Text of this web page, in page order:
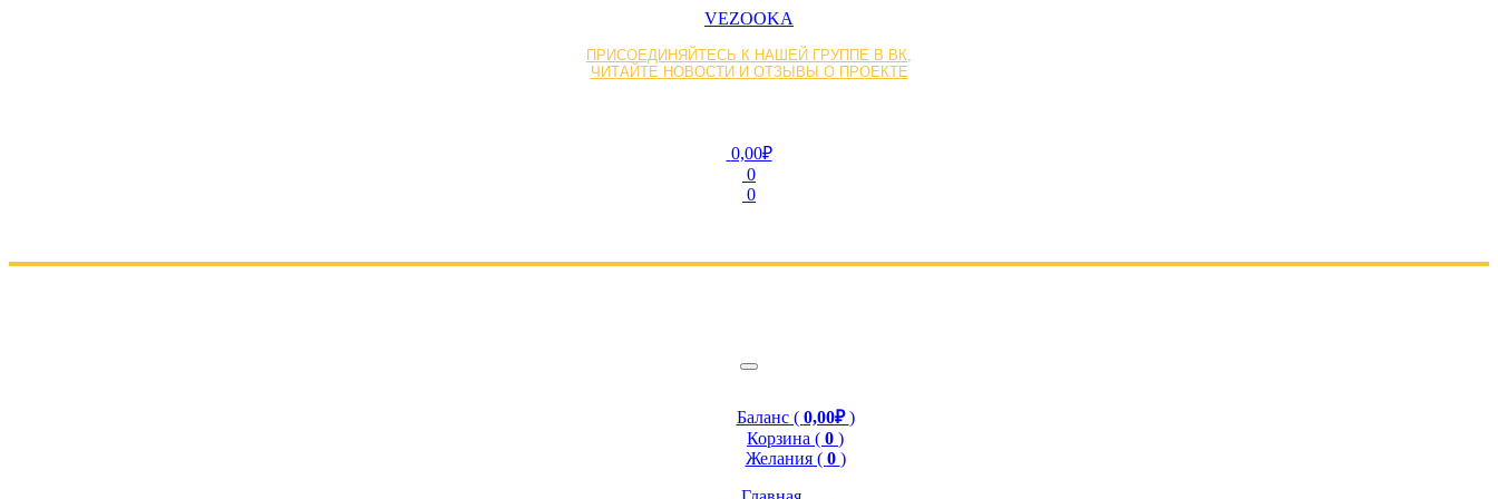
VEZOOKA
ПРИСОЕДИНЯЙТЕСЬ К НАШЕЙ ГРУППЕ В ВК,
ЧИТАЙТЕ НОВОСТИ И ОТЗЫВЫ О ПРОЕКТЕ
0,00₽
0
0
Баланс ( 0,00₽)
Корзина ( 0 )
Желания ( 0 )